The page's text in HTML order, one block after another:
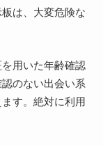
は、大変危険な
用いた年齢確認
のない出会い系
す。絶対に利用